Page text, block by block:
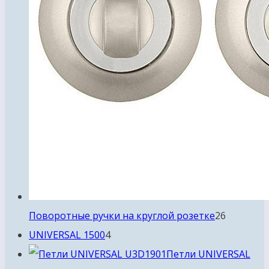
Поворотные ручки на круглой розетке26
UNIVERSAL 150044
товара
Петли UNIVERSAL